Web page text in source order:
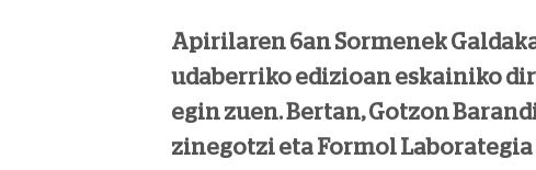
Apirilaren 6an Sormenek
udaberriko edizioan eskainiko
egin zuen. Bertan, Gotzon
zinegotzi eta Formol